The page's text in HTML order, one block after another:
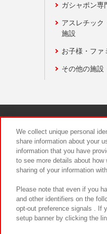
ガシャポン専
アスレチック
施設
お子様・ファ
その他の施設
We collect unique personal
share information about your
information that you have
to see more details about
sharing of your information
Please note that even if you
and other identifiers on the
opt-out preference signals . If
setup banner by clicking the